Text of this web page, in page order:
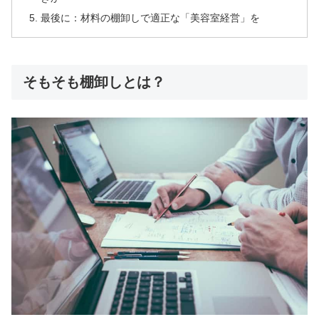
最後に：材料の棚卸しで適正な「美容室経営」を
そもそも棚卸しとは？